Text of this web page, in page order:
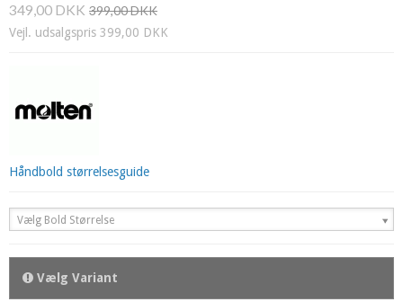
349,00 DKK 399,00 DKK
Vejl. udsalgspris 399,00 DKK
Håndbold størrelsesguide
Vælg Bold Størrelse
Vælg Variant